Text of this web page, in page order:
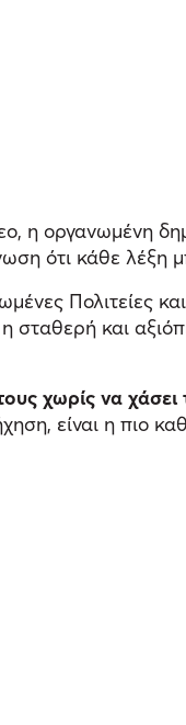
η οργανωμένη
ότι κάθε λέξη
Πολιτείες
και
χωρίς να χάσει
είναι η πιο